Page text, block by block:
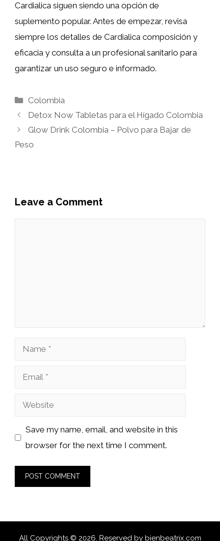
Cardialica siguen siendo una opción de
suplemento popular. Antes de empezar, revisa
siempre los detalles de Cardialica composición y
eficacia y consulta a un profesional sanitario para
garantizar un uso seguro e informado.
Categories
Colombia
Detox Now Tabletas para el Hígado Colombia
Glow Drink Colombia – Polvo para Bajar de
Peso
Leave a Comment
Name
Email
Website
Save my name, email, and website in this
browser for the next time I comment.
All Copyrights © 2026. Reserved by bienbeatrix.com